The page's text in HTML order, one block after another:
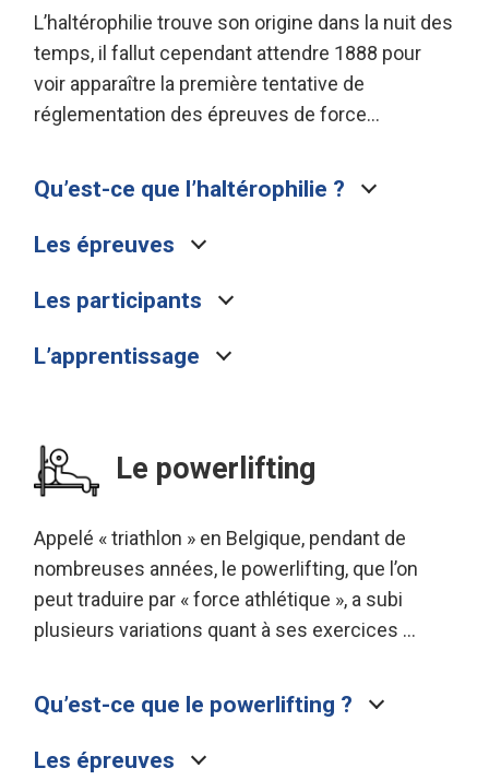
L’haltérophilie trouve son origine dans la nuit des
temps, il fallut cependant attendre 1888 pour
voir apparaître la première tentative de
réglementation des épreuves de force…
Qu’est-ce que l’haltérophilie ?
Les épreuves
Les participants
L’apprentissage
Le powerlifting
Appelé « triathlon » en Belgique, pendant de
nombreuses années, le powerlifting, que l’on
peut traduire par « force athlétique », a subi
plusieurs variations quant à ses exercices …
Qu’est-ce que le powerlifting ?
Les épreuves